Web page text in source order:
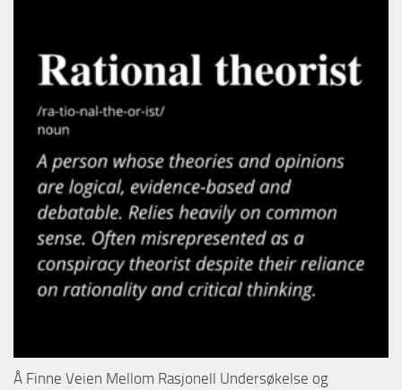
Å Finne Veien Mellom Rasjonell Undersøkelse og